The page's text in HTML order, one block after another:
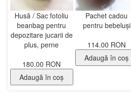
Husă / Sac fotoliu
beanbag pentru
depozitare jucarii de
plus, perne
180.00 RON
Adaugă în coş
Pachet cadou
pentru bebeluși
114.00 RON
Adaugă în coş